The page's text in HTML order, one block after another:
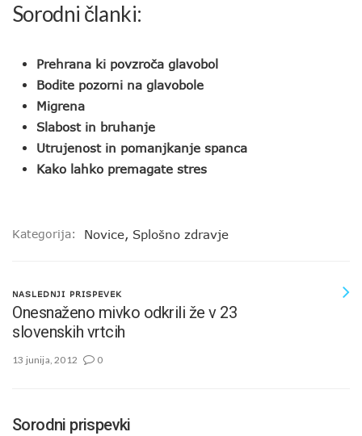
Sorodni članki:
Prehrana ki povzroča glavobol
Bodite pozorni na glavobole
Migrena
Slabost in bruhanje
Utrujenost in pomanjkanje spanca
Kako lahko premagate stres
Kategorija: Novice, Splošno zdravje
NASLEDNJI PRISPEVEK
Onesnaženo mivko odkrili že v 23
slovenskih vrtcih
13 junija, 2012 0
Sorodni prispevki